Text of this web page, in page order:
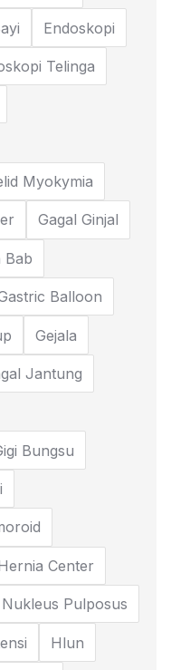
Endoskopi
Telinga
Myokymia
Gagal Ginjal
Bab
Balloon
Gejala
Jantung
Bungsu
Center
Pulposus
Hlun